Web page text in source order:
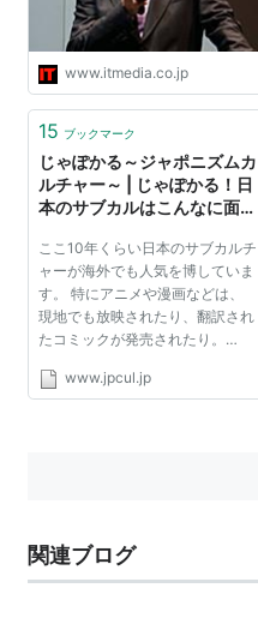
www.itmedia.co.jp
15 ブックマーク
じゃぽかる～ジャポニズムカ
ルチャー～ | じゃぽかる！日
本のサブカルはこんなに面白
ここ10年くらい日本のサブカルチ
ャーが海外でも人気を博していま
す。 特にアニメや漫画などは、
現地でも放映されたり、翻訳され
たコミックが発売されたり。
www.jpcul.jp
関連ブログ